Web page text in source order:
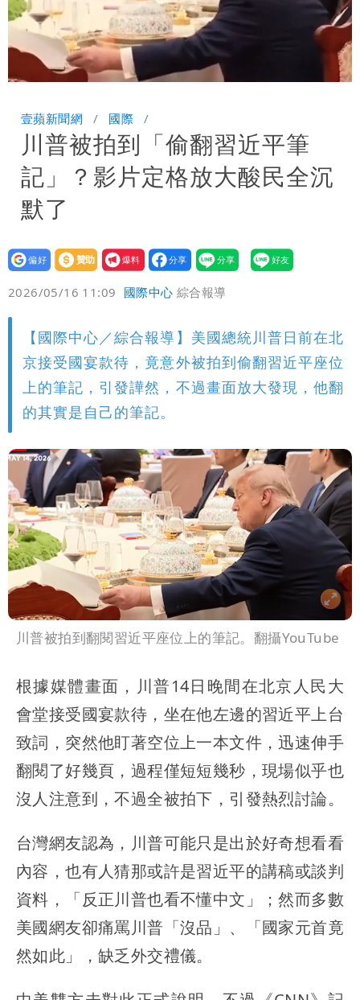
笑：真的很會
白海豚勾到「台灣陸地」了！雙眼牆旋
繞 路徑擺盪
王世堅抱兒舊照曝光！網友驚：年輕是大
Unmute Loaded:
100.00%
壹蘋新聞網 國際
川普被拍到「偷翻習近平筆
記」？影片定格放大酸民全沉
默了
設為
贊助
我要
爆料
2026/05/16 11:09 國際中心 綜合報導
【國際中心／綜合報導】美國總統川普日前在北
京接受國宴款待，竟意外被拍到偷翻習近平座位
上的筆記，引發譁然，不過畫面放大發現，他翻
的其實是自己的筆記。
川普被拍到翻閱習近平座位上的筆記。翻攝YouTube
根據媒體畫面，川普14日晚間在北京人民大
會堂接受國宴款待，坐在他左邊的習近平上台
致詞，突然他盯著空位上一本文件，迅速伸手
翻閱了好幾頁，過程僅短短幾秒，現場似乎也
沒人注意到，不過全被拍下，引發熱烈討論。
台灣網友認為，川普可能只是出於好奇想看看
內容，也有人猜那或許是習近平的講稿或談判
資料，「反正川普也看不懂中文」；然而多數
美國網友卻痛罵川普「沒品」、「國家元首竟
然如此」，缺乏外交禮儀。